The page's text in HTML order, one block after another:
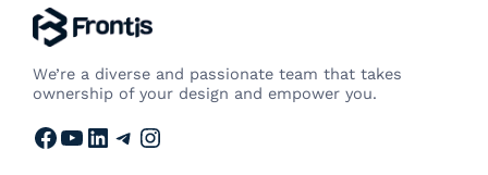
We’re a diverse and passionate team that takes
ownership of your design and empower you.
Facebook YouTube LinkedIn Telegram Instagram